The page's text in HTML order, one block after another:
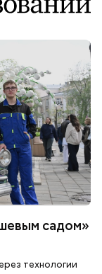
садом»
технологии